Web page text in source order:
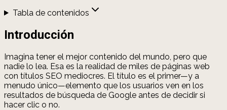
Tabla de contenidos
Introducción
Imagina tener el mejor contenido del mundo, pero que
nadie lo lea. Esa es la realidad de miles de páginas web
con títulos SEO mediocres. El título es el primer—y a
menudo único—elemento que los usuarios ven en los
resultados de búsqueda de Google antes de decidir si
hacer clic o no.